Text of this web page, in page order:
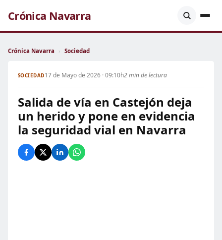
Crónica Navarra
Crónica Navarra › Sociedad
SOCIEDAD17 de Mayo de 2026 · 09:10h2 min de lectura
Salida de vía en Castejón deja
un herido y pone en evidencia
la seguridad vial en Navarra